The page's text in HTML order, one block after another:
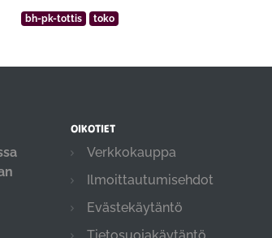
bh-pk-tottis toko
OIKOTIET
Verkkokauppa
Ilmoittautumisehdot
Evästekäytäntö